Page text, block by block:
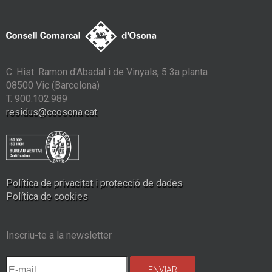
C. Hist. Ramon d'Abadal i de Vinyals, 5 3a planta
08500 Vic (Barcelona)
T. 900.102.989
residus@ccosona.cat
Política de privacitat i protecció de dades
Política de cookies
Inscriu-te a la newsletter